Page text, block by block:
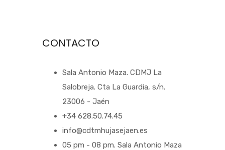
CONTACTO
Sala Antonio Maza. CDMJ La
Salobreja. Cta La Guardia, s/n.
23006 - Jaén
+34 628.50.74.45
info@cdtmhujasejaen.es
05 pm - 08 pm. Sala Antonio Maza